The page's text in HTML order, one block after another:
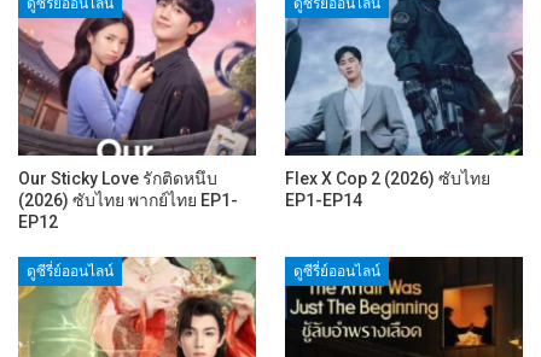
ดูซีรี่ย์ออนไลน์
Our Sticky Love รักติดหนึบ
(2026) ซับไทย พากย์ไทย EP1-
EP12
ดูซีรี่ย์ออนไลน์
Flex X Cop 2 (2026) ซับไทย
EP1-EP14
ดูซีรี่ย์ออนไลน์ ดูซีรี่ย์ออนไลน์